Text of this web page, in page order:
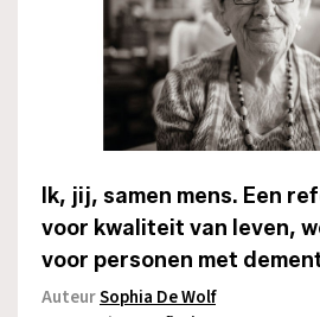
Ik, jij, samen mens. Een
voor kwaliteit van leven,
voor personen met
AuteurSophia De Wolf